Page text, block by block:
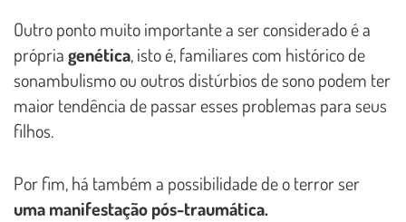
Outro ponto muito importante a ser considerado é a
própriagenética, isto é, familiares com histórico de
sonambulismo ou outros distúrbios de sono podem ter
maior tendência de passar esses problemas para seus
filhos.
Por fim, há também a possibilidade de o terror ser
uma manifestação pós-traumática.